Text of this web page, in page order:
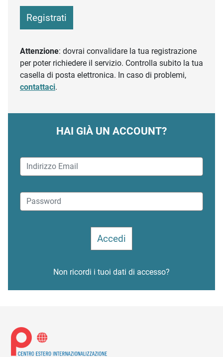
Registrati
Attenzione: dovrai convalidare la tua registrazione
per poter richiedere il servizio. Controlla subito la tua
casella di posta elettronica. In caso di problemi,
contattaci.
HAI GIÀ UN ACCOUNT?
Non ricordi i tuoi dati di accesso?